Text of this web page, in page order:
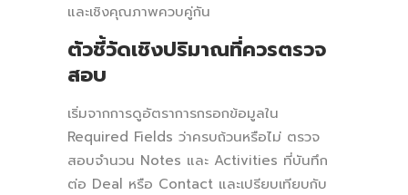
และเชิงคุณภาพควบคู่กัน
ตัวชี้วัดเชิงปริมาณที่ควรตรวจ
สอบ
เริ่มจากการดูอัตราการกรอกข้อมูลใน
Required Fields ว่าครบถ้วนหรือไม่ ตรวจ
สอบจำนวน Notes และ Activities ที่บันทึก
ต่อ Deal หรือ Contact และเปรียบเทียบกับ